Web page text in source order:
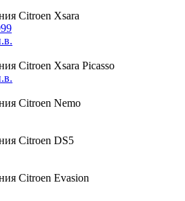
Citroen Xsara
Citroen Xsara Picasso
Citroen Nemo
Citroen DS5
Citroen Evasion